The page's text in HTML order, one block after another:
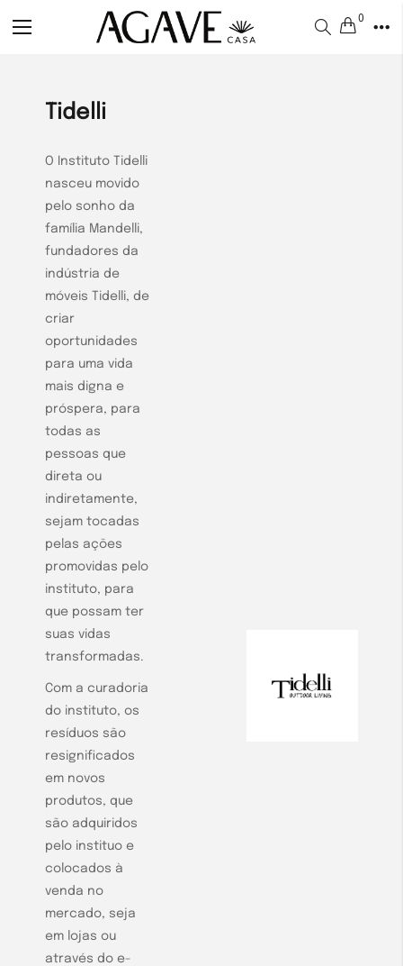
Alternar
0
Tidelli
O Instituto Tidelli
nasceu movido
pelo sonho da
família Mandelli,
fundadores da
indústria de
móveis Tidelli, de
criar
oportunidades
para uma vida
mais digna e
próspera, para
todas as
pessoas que
direta ou
indiretamente,
sejam tocadas
pelas ações
promovidas pelo
instituto, para
que possam ter
suas vidas
transformadas.
Com a curadoria
do instituto, os
resíduos são
resignificados
em novos
produtos, que
são adquiridos
pelo instituo e
colocados à
venda no
mercado, seja
em lojas ou
através do e-